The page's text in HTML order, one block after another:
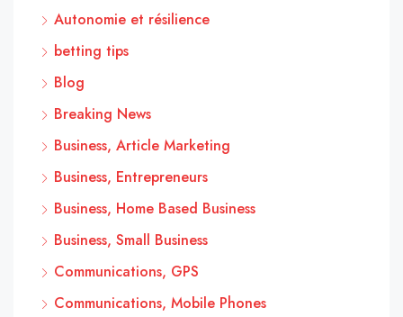
Autonomie et résilience
betting tips
Blog
Breaking News
Business, Article Marketing
Business, Entrepreneurs
Business, Home Based Business
Business, Small Business
Communications, GPS
Communications, Mobile Phones